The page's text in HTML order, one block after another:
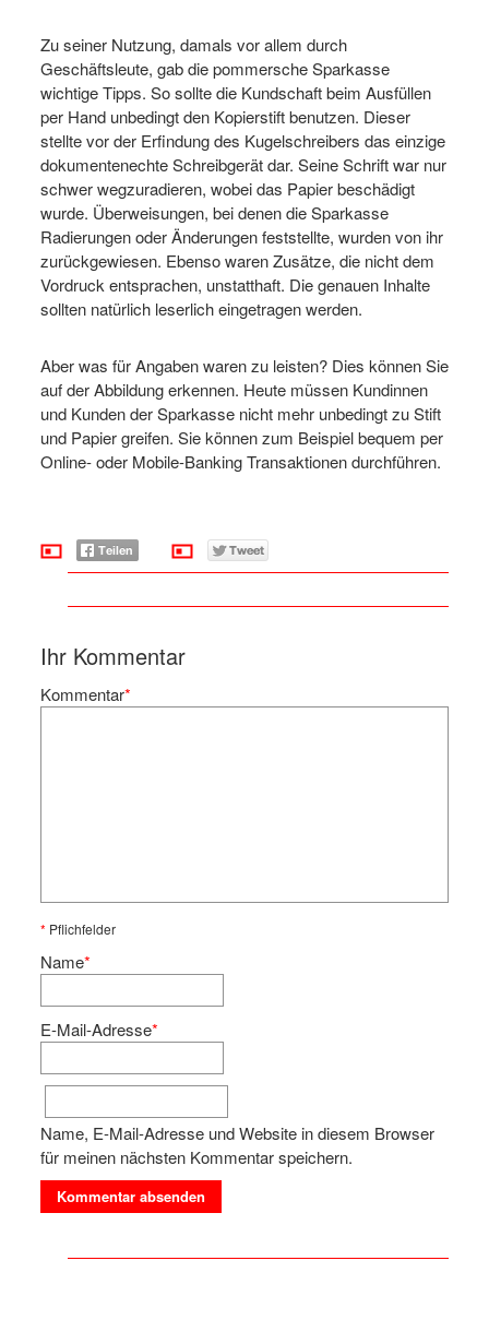
Zu seiner Nutzung, damals vor allem durch
Geschäftsleute, gab die pommersche Sparkasse
wichtige Tipps. So sollte die Kundschaft beim Ausfüllen
per Hand unbedingt den Kopierstift benutzen. Dieser
stellte vor der Erfindung des Kugelschreibers das einzige
dokumentenechte Schreibgerät dar. Seine Schrift war nur
schwer wegzuradieren, wobei das Papier beschädigt
wurde. Überweisungen, bei denen die Sparkasse
Radierungen oder Änderungen feststellte, wurden von ihr
zurückgewiesen. Ebenso waren Zusätze, die nicht dem
Vordruck entsprachen, unstatthaft. Die genauen Inhalte
sollten natürlich leserlich eingetragen werden.
Aber was für Angaben waren zu leisten? Dies können Sie
auf der Abbildung erkennen. Heute müssen Kundinnen
und Kunden der Sparkasse nicht mehr unbedingt zu Stift
und Papier greifen. Sie können zum Beispiel bequem per
Online- oder Mobile-Banking Transaktionen durchführen.
Ihr Kommentar
Kommentar*
* Pflichfelder
Name*
E-Mail-Adresse*
Name, E-Mail-Adresse und Website in diesem Browser
für meinen nächsten Kommentar speichern.